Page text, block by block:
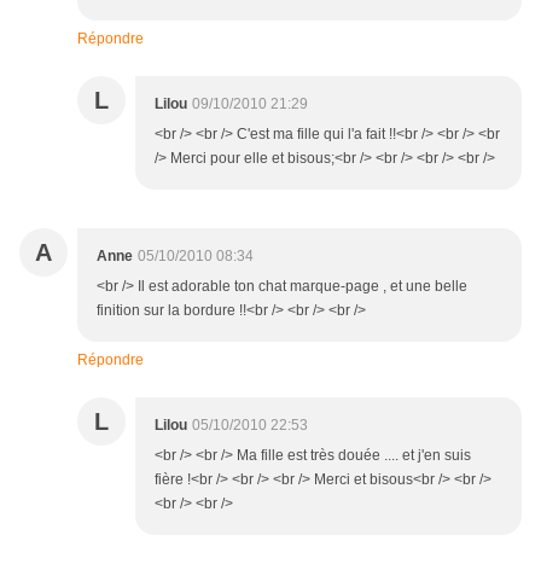
Répondre
L Lilou 09/10/2010 21:29
<br /> <br /> C'est ma fille qui l'a fait !!<br /> <br /> <br
/> Merci pour elle et bisous;<br /> <br /> <br /> <br />
A Anne 05/10/2010 08:34
<br /> Il est adorable ton chat marque-page , et une belle
finition sur la bordure !!<br /> <br /> <br />
Répondre
L Lilou 05/10/2010 22:53
<br /> <br /> Ma fille est très douée .... et j'en suis
fière !<br /> <br /> <br /> Merci et bisous<br /> <br />
<br /> <br />